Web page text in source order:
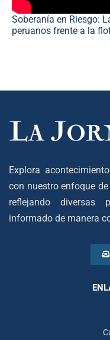
Soberanía en Riesgo:
peruanos frente a la
Explora
con nuestro enfoque
reflejando diversas
informado de manera